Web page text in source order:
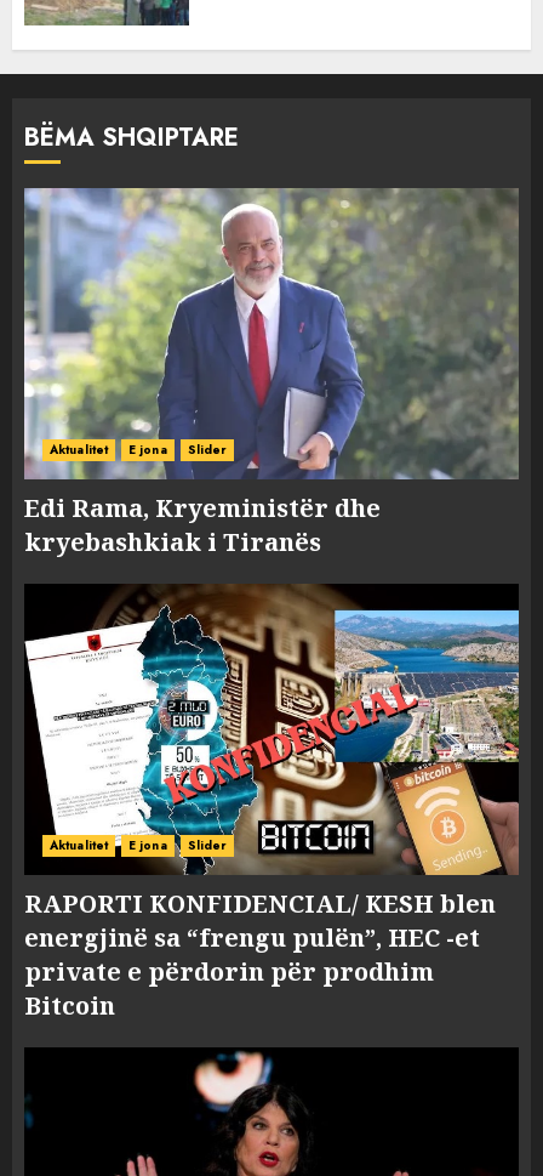
BËMA SHQIPTARE
Aktualitet E jona Slider
Edi Rama, Kryeministër dhe
kryebashkiak i Tiranës
Aktualitet E jona Slider
RAPORTI KONFIDENCIAL/ KESH blen
energjinë sa “frengu pulën”, HEC -et
private e përdorin për prodhim
Bitcoin